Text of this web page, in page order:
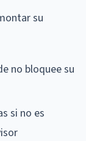
su
no bloquee su
si no es